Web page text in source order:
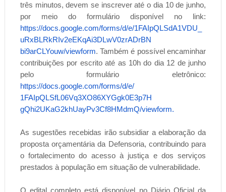
três minutos, devem se inscrever até o dia 10 de junho,
por meio do formulário disponível no link:
https://docs.google.com/forms/d/e/1FAIpQLSdA1VDU_
uRxBLRkRIv2eEKqAi3DLwV0zrADrBN
bi9arCLYouw/viewform. Também é possível encaminhar
contribuições por escrito até as 10h do dia 12 de junho
pelo formulário eletrônico:
https://docs.google.com/forms/d/e/
1FAIpQLSfL06Vq3XO86XYGgk0E3p7H
gQhi2UKaG2khUayPv3Cf8HMdmQ/viewform.
As sugestões recebidas irão subsidiar a elaboração da
proposta orçamentária da Defensoria, contribuindo para
o fortalecimento do acesso à justiça e dos serviços
prestados à população em situação de vulnerabilidade.